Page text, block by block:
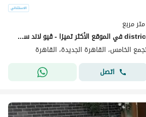
تاون هاوس للبيع في district 5 في الموقع الأكثر تميزا - ڤيو لاند سكيب جهه بحري مباني بحديقة خاصة - استلام فوري -
اتصل